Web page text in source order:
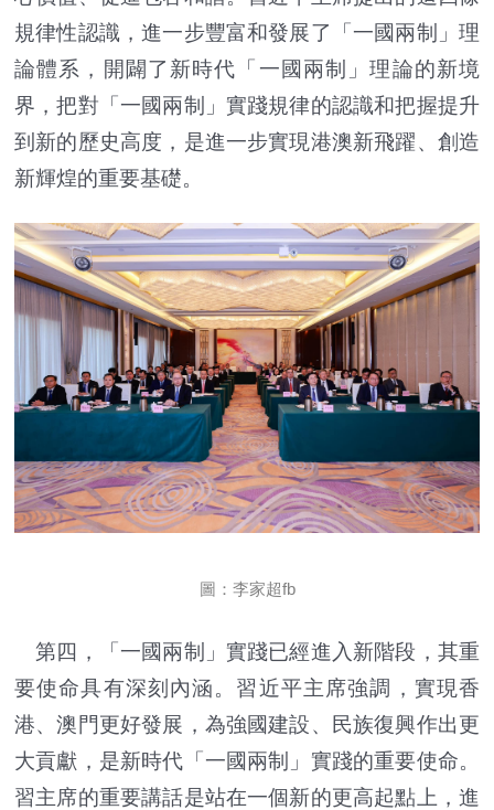
規律性認識，進一步豐富和發展了「一國兩制」理
論體系，開闢了新時代「一國兩制」理論的新境
界，把對「一國兩制」實踐規律的認識和把握提升
到新的歷史高度，是進一步實現港澳新飛躍、創造
新輝煌的重要基礎。
圖：李家超fb
第四，「一國兩制」實踐已經進入新階段，其重
要使命具有深刻內涵。習近平主席強調，實現香
港、澳門更好發展，為強國建設、民族復興作出更
大貢獻，是新時代「一國兩制」實踐的重要使命。
習主席的重要講話是站在一個新的更高起點上，進